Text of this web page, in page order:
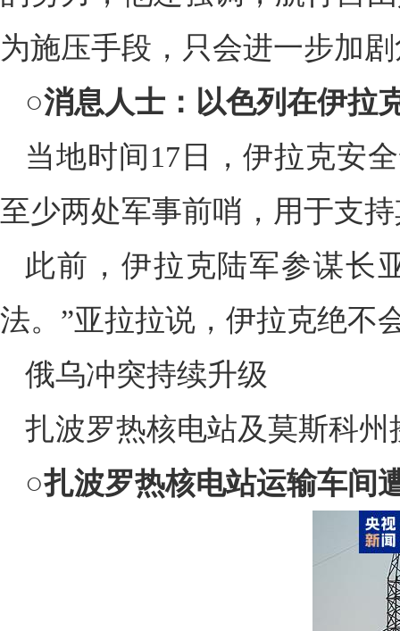
为施压手段，只会进一步加
○消息人士：以色列在伊拉
当地时间17日，伊拉克安
至少两处军事前哨，用于支
此前，伊拉克陆军参谋长
法。”亚拉拉说，伊拉克绝不
俄乌冲突持续升级
扎波罗热核电站及莫斯科州
○扎波罗热核电站运输车间